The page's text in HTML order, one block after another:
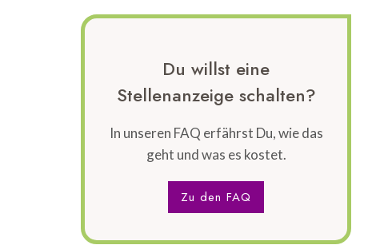
Du willst eine
Stellenanzeige schalten?
In unseren FAQ erfährst Du, wie das
geht und was es kostet.
Zu den FAQ